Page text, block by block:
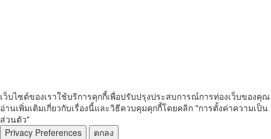
เว็บไซต์ของเราใช้บริการคุกกี้เพื่อปรับปรุงประสบการณ์การท่องเว็บของคุณ
อ่านเพิ่มเติมเกี่ยวกับเรื่องนี้และวิธีควบคุมคุกกี้โดยคลิก "การตั้งค่าความเป็น
ส่วนตัว"
Privacy Preferences
ตกลง